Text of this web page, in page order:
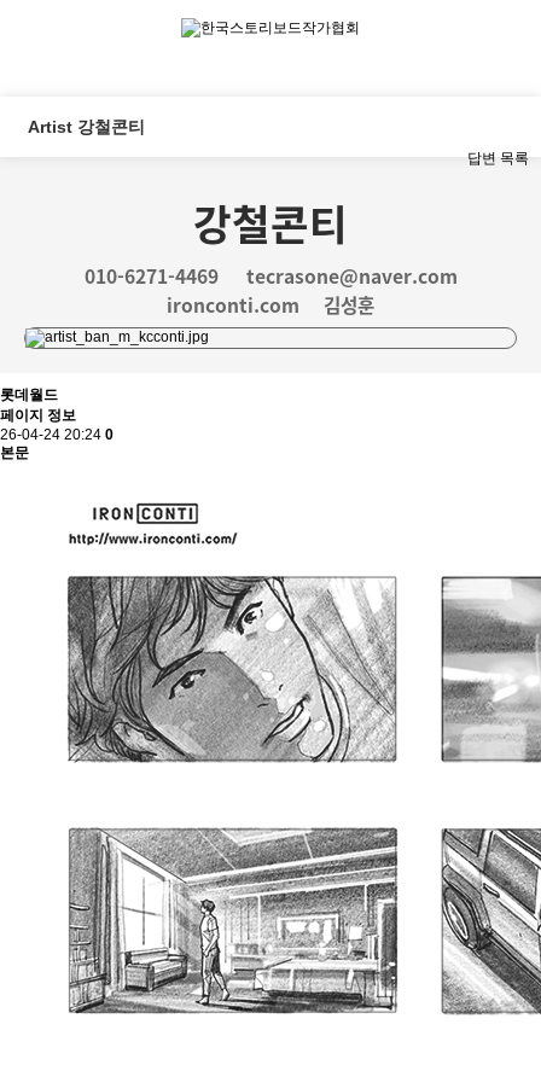
Artist 강철콘티
강철콘티
010-6271-4469
tecrasone@naver.com
ironconti.com
김성훈
답변 목록
롯데월드
페이지 정보
26-04-24 20:24 0
본문